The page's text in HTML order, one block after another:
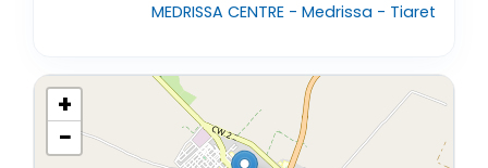
MEDRISSA CENTRE - Medrissa - Tiaret
+
−